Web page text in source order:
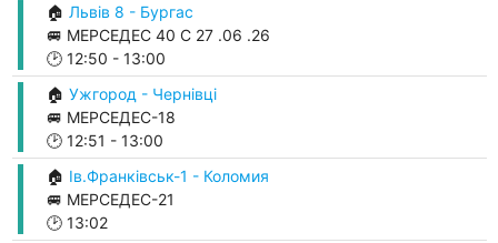
🏠 Львів 8 - Бургас
🚐 МЕРСЕДЕС 40 С 27 .06 .26
🕑 12:50 - 13:00
🏠 Ужгород - Чернівці
🚐 МЕРСЕДЕС-18
🕑 12:51 - 13:00
🏠 Ів.Франківськ-1 - Коломия
🚐 МЕРСЕДЕС-21
🕑 13:02